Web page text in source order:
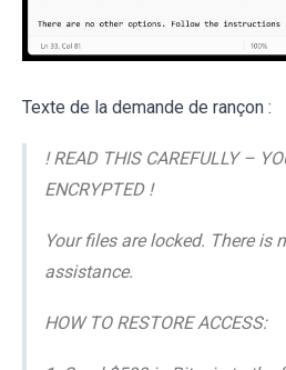
Texte de la demande de rançon :
! READ THIS CAREFULLY –
ENCRYPTED !
Your files are locked. There is
assistance.
HOW TO RESTORE ACCESS: